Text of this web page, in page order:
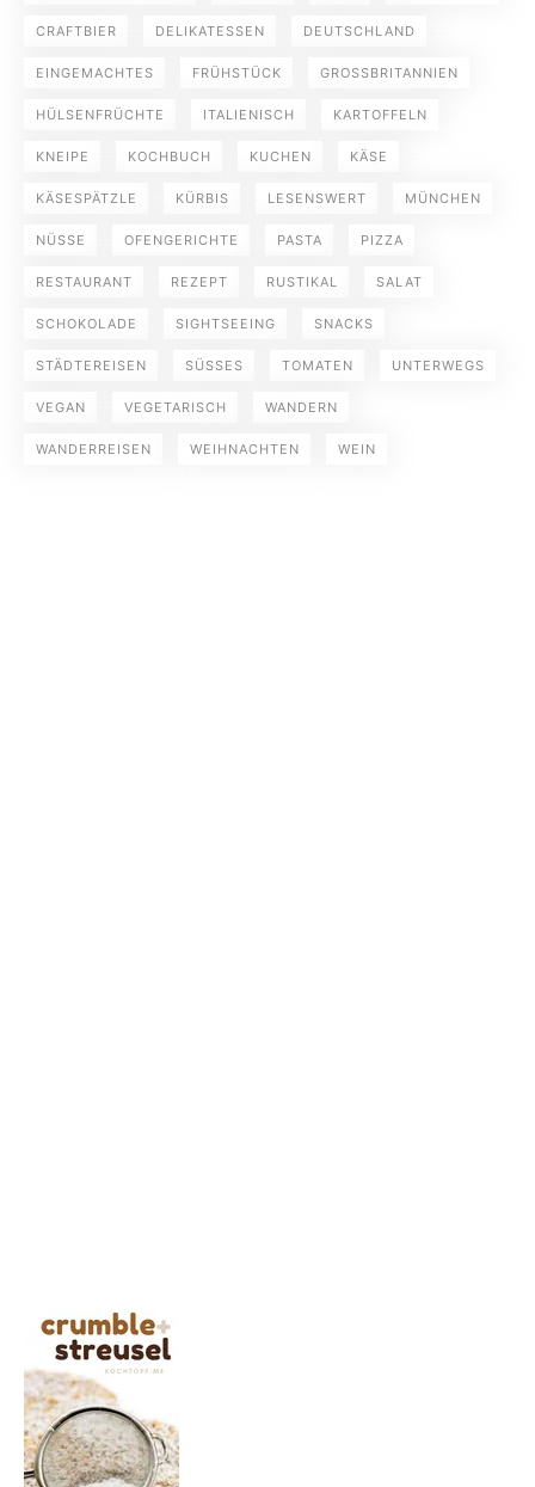
CRAFTBIER DELIKATESSEN DEUTSCHLAND
EINGEMACHTES FRÜHSTÜCK GROSSBRITANNIEN
HÜLSENFRÜCHTE ITALIENISCH KARTOFFELN
KNEIPE KOCHBUCH KUCHEN KÄSE
KÄSESPÄTZLE KÜRBIS LESENSWERT MÜNCHEN
NÜSSE OFENGERICHTE PASTA PIZZA
RESTAURANT REZEPT RUSTIKAL SALAT
SCHOKOLADE SIGHTSEEING SNACKS
STÄDTEREISEN SÜSSES TOMATEN UNTERWEGS
VEGAN VEGETARISCH WANDERN
WANDERREISEN WEIHNACHTEN WEIN